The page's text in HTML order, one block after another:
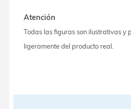
Atención
Todas las figuras son ilustrativas y
ligeramente del producto real.